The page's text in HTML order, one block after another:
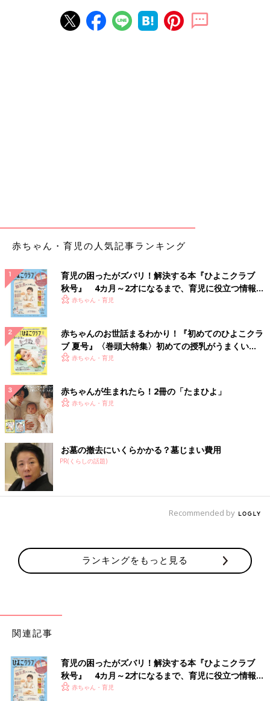
赤ちゃん・育児の人気記事ランキング
育児の困ったがズバリ！解決する本『ひよこクラブ
秋号』 4カ月～2才になるまで、育児に役立つ情報が
いっぱい！
赤ちゃん・育児
赤ちゃんのお世話まるわかり！『初めてのひよこクラ
ブ 夏号』〈巻頭大特集〉初めての授乳がうまくい
く！ おっぱい・ミルクの基本と夏のトラブル 解決テ
赤ちゃん・育児
赤ちゃんが生まれたら！2冊の「たまひよ」
赤ちゃん・育児
お墓の撤去にいくらかかる？墓じまい費用
PR(くらしの話題)
Recommended by
ランキングをもっと見る
関連記事
育児の困ったがズバリ！解決する本『ひよこクラブ
秋号』 4カ月～2才になるまで、育児に役立つ情報が
いっぱい！
赤ちゃん・育児